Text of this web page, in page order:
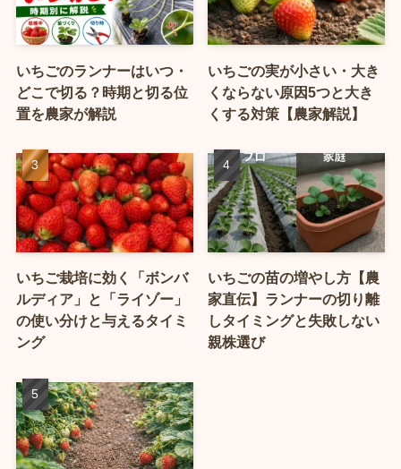
いちごのランナーはいつ・
どこで切る？時期と切る位
置を農家が解説
いちごの実が小さい・大き
くならない原因5つと大き
くする対策【農家解説】
いちご栽培に効く「ボンバ
ルディア」と「ライゾー」
の使い分けと与えるタイミ
ング
いちごの苗の増やし方【農
家直伝】ランナーの切り離
しタイミングと失敗しない
親株選び